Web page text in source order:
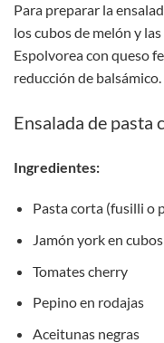
Para preparar la
los cubos de melón y
Espolvorea con queso
reducción de balsámico.
Ensalada de pasta
Ingredientes:
Pasta corta (fusilli o
Jamón york en cubos
Tomates cherry
Pepino en rodajas
Aceitunas negras